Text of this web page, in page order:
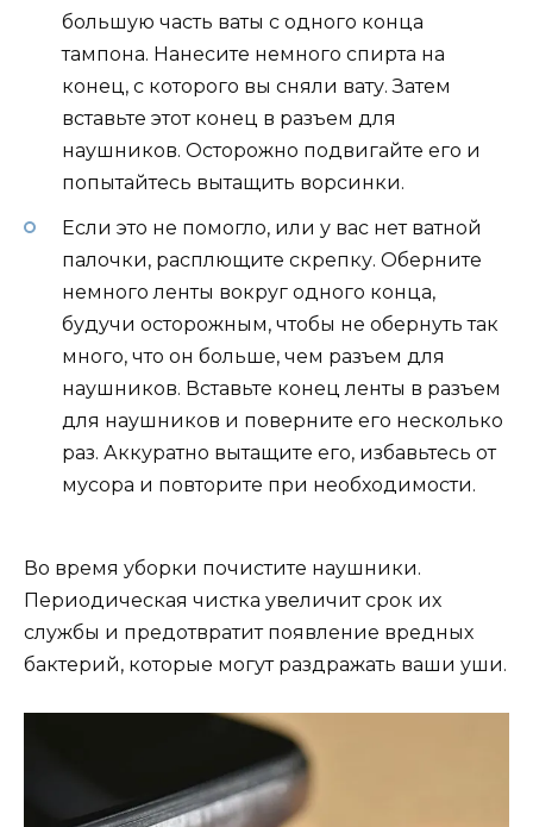
большую часть ваты с одного конца
тампона. Нанесите немного спирта на
конец, с которого вы сняли вату. Затем
вставьте этот конец в разъем для
наушников. Осторожно подвигайте его и
попытайтесь вытащить ворсинки.
Если это не помогло, или у вас нет ватной
палочки, расплющите скрепку. Оберните
немного ленты вокруг одного конца,
будучи осторожным, чтобы не обернуть так
много, что он больше, чем разъем для
наушников. Вставьте конец ленты в разъем
для наушников и поверните его несколько
раз. Аккуратно вытащите его, избавьтесь от
мусора и повторите при необходимости.
Во время уборки почистите наушники.
Периодическая чистка увеличит срок их
службы и предотвратит появление вредных
бактерий, которые могут раздражать ваши уши.